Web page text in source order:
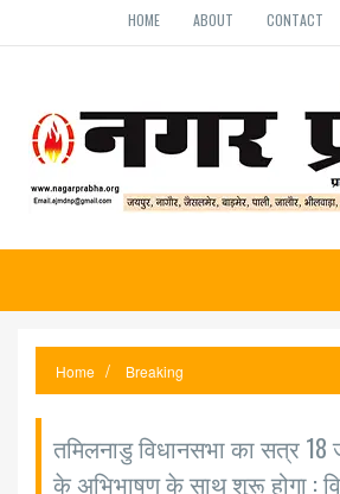
HOME ABOUT CONTACT
Home Breaking
तमिलनाडु विधानसभा का सत्र 18
के अभिभाषण के साथ शुरू होगा :